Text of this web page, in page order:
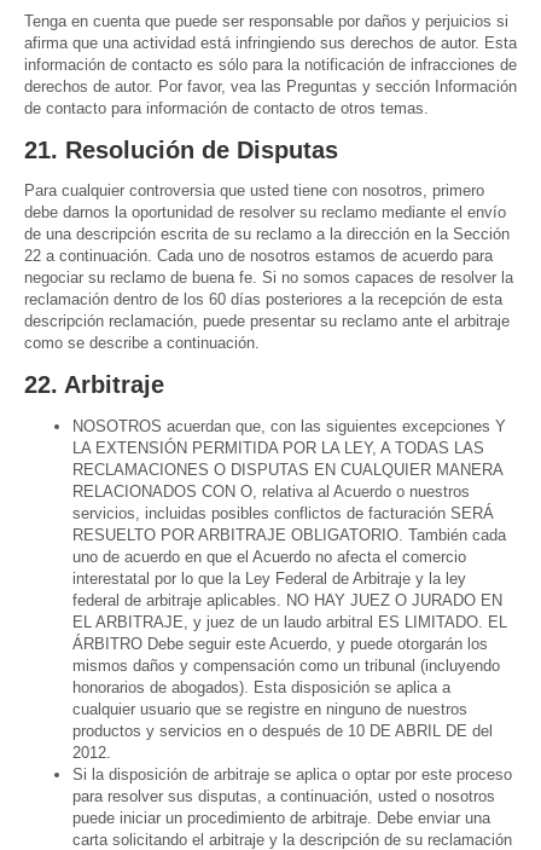
Tenga en cuenta que puede ser responsable por daños y perjuicios si
afirma que una actividad está infringiendo sus derechos de autor. Esta
información de contacto es sólo para la notificación de infracciones de
derechos de autor. Por favor, vea las Preguntas y sección Información
de contacto para información de contacto de otros temas.
21. Resolución de Disputas
Para cualquier controversia que usted tiene con nosotros, primero
debe darnos la oportunidad de resolver su reclamo mediante el envío
de una descripción escrita de su reclamo a la dirección en la Sección
22 a continuación. Cada uno de nosotros estamos de acuerdo para
negociar su reclamo de buena fe. Si no somos capaces de resolver la
reclamación dentro de los 60 días posteriores a la recepción de esta
descripción reclamación, puede presentar su reclamo ante el arbitraje
como se describe a continuación.
22. Arbitraje
NOSOTROS acuerdan que, con las siguientes excepciones Y
LA EXTENSIÓN PERMITIDA POR LA LEY, A TODAS LAS
RECLAMACIONES O DISPUTAS EN CUALQUIER MANERA
RELACIONADOS CON O, relativa al Acuerdo o nuestros
servicios, incluidas posibles conflictos de facturación SERÁ
RESUELTO POR ARBITRAJE OBLIGATORIO. También cada
uno de acuerdo en que el Acuerdo no afecta el comercio
interestatal por lo que la Ley Federal de Arbitraje y la ley
federal de arbitraje aplicables. NO HAY JUEZ O JURADO EN
EL ARBITRAJE, y juez de un laudo arbitral ES LIMITADO. EL
ÁRBITRO Debe seguir este Acuerdo, y puede otorgarán los
mismos daños y compensación como un tribunal (incluyendo
honorarios de abogados). Esta disposición se aplica a
cualquier usuario que se registre en ninguno de nuestros
productos y servicios en o después de 10 DE ABRIL DE del
2012.
Si la disposición de arbitraje se aplica o optar por este proceso
para resolver sus disputas, a continuación, usted o nosotros
puede iniciar un procedimiento de arbitraje. Debe enviar una
carta solicitando el arbitraje y la descripción de su reclamación